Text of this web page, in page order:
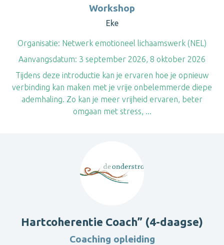
Workshop
Eke
Organisatie: Netwerk emotioneel lichaamswerk (NEL)
Aanvangsdatum: 3 september 2026, 8 oktober 2026
Tijdens deze introductie kan je ervaren hoe je opnieuw
verbinding kan maken met je vrije onbelemmerde diepe
ademhaling. Zo kan je meer vrijheid ervaren, beter
omgaan met stress, ...
Hartcoherentie Coach” (4-daagse)
Coaching opleiding